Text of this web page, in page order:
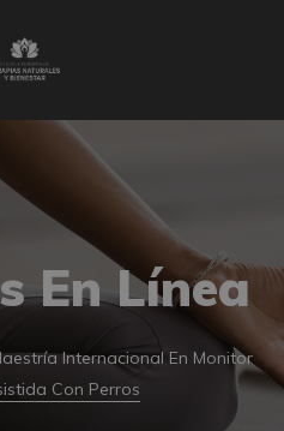
En Línea
Internacional En Monitor
Con Perros